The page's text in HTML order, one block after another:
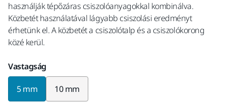
használják tépőzáras csiszolóanyagokkal kombinálva.
Közbetét használatával lágyabb csiszolási eredményt
érhetünk el. A közbetét a csiszolótalp és a csiszolókorong
közé kerül.
Vastagság
5 mm 10 mm